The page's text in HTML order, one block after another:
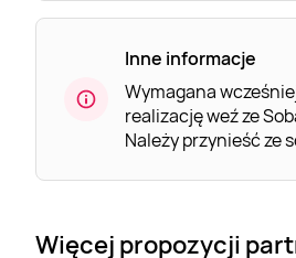
Inne informacje
Wymagana
realizację weź ze
Należy przynieść ze
Więcej propozycji